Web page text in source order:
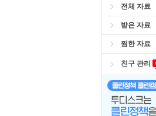
전체 자료
받은 자료
찜한 자료
친구 관리